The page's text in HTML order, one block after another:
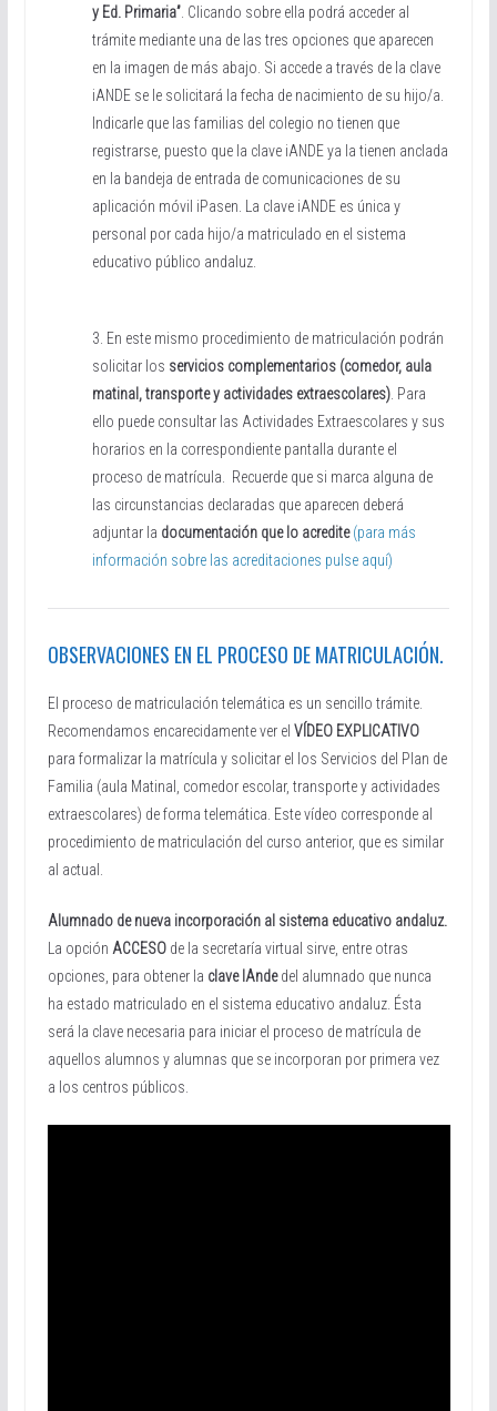
y Ed. Primaria”. Clicando sobre ella podrá acceder al
trámite mediante una de las tres opciones que aparecen
en la imagen de más abajo. Si accede a través de la clave
iANDE se le solicitará la fecha de nacimiento de su hijo/a.
Indicarle que las familias del colegio no tienen que
registrarse, puesto que la clave iANDE ya la tienen anclada
en la bandeja de entrada de comunicaciones de su
aplicación móvil iPasen. La clave iANDE es única y
personal por cada hijo/a matriculado en el sistema
educativo público andaluz.
3. En este mismo procedimiento de matriculación podrán
solicitar los servicios complementarios (comedor, aula
matinal, transporte y actividades extraescolares). Para
ello puede consultar las Actividades Extraescolares y sus
horarios en la correspondiente pantalla durante el
proceso de matrícula. Recuerde que si marca alguna de
las circunstancias declaradas que aparecen deberá
adjuntar la documentación que lo acredite (para más
información sobre las acreditaciones pulse aquí)
OBSERVACIONES EN EL PROCESO DE MATRICULACIÓN.
El proceso de matriculación telemática es un sencillo trámite.
Recomendamos encarecidamente ver el VÍDEO EXPLICATIVO
para formalizar la matrícula y solicitar el los Servicios del Plan de
Familia (aula Matinal, comedor escolar, transporte y actividades
extraescolares) de forma telemática. Este vídeo corresponde al
procedimiento de matriculación del curso anterior, que es similar
al actual.
Alumnado de nueva incorporación al sistema educativo andaluz.
La opción ACCESOde la secretaría virtual sirve, entre otras
opciones, para obtener la clave IAndedel alumnado que nunca
ha estado matriculado en el sistema educativo andaluz. Ésta
será la clave necesaria para iniciar el proceso de matrícula de
aquellos alumnos y alumnas que se incorporan por primera vez
a los centros públicos.